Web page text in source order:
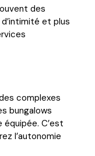
des
et plus
complexes
bungalows
C’est
l’autonomie